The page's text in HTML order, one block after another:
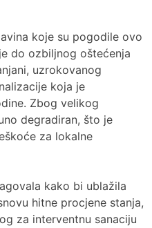
koje su pogodile ovo
do ozbiljnog oštećenja
uzrokovanog
koja je
Zbog velikog
degradiran, što je
za lokalne
kako bi ublažila
hitne procjene stanja,
za interventnu sanaciju